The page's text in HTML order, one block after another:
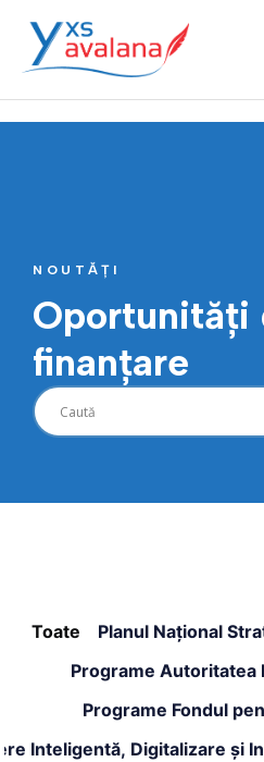
NOUTĂȚI
Oportunități
finanțare
Planul Național
Programe Autoritatea
Programe Fondul
Inteligentă, Digitalizare și
Toate